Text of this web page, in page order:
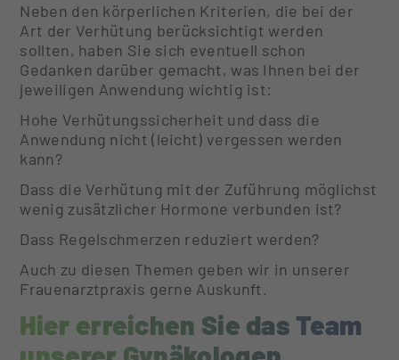
Neben den körperlichen Kriterien, die bei der
Art der Verhütung berücksichtigt werden
sollten, haben Sie sich eventuell schon
Gedanken darüber gemacht, was Ihnen bei der
jeweiligen Anwendung wichtig ist:
Hohe Verhütungssicherheit und dass die
Anwendung nicht (leicht) vergessen werden
kann?
Dass die Verhütung mit der Zuführung möglichst
wenig zusätzlicher Hormone verbunden ist?
Dass Regelschmerzen reduziert werden?
Auch zu diesen Themen geben wir in unserer
Frauenarztpraxis gerne Auskunft.
Hier erreichen Sie das Team